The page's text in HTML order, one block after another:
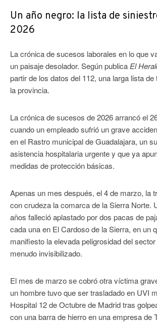
Un año negro: la lista de
2026
La crónica de sucesos laborales en lo que
un paisaje desolador. Según publica El
partir de los datos del 112, una larga lista
la provincia.
La crónica de sucesos de 2026 arrancó el
cuando un empleado sufrió un grave
en el Rastro municipal de Guadalajara, un
asistencia hospitalaria urgente y que ya
medidas de protección básicas.
Apenas un mes después, el 4 de marzo, la
con crudeza la comarca de la Sierra Norte.
años falleció aplastado por dos pacas de
cada una en El Cardoso de la Sierra, en un
manifiesto la elevada peligrosidad del
menudo invisibilizado.
El mes de marzo se cobró otra víctima
un hombre tuvo que ser trasladado en UVI
Hospital 12 de Octubre de Madrid tras
con una barra de hierro en una empresa de